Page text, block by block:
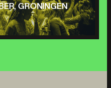
GRONINGEN